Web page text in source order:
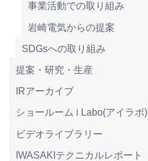
事業活動での取り組み
岩崎電気からの提案
SDGsへの取り組み
提案・研究・生産
IRアーカイブ
ショールーム i Labo(アイラボ)
ビデオライブラリー
IWASAKIテクニカルレポート